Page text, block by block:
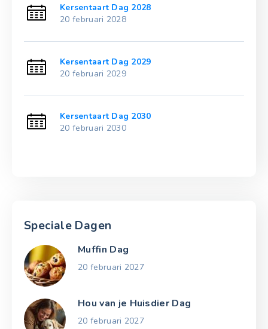
Kersentaart Dag 2028
20 februari 2028
Kersentaart Dag 2029
20 februari 2029
Kersentaart Dag 2030
20 februari 2030
Speciale Dagen
Muffin Dag
20 februari 2027
Hou van je Huisdier Dag
20 februari 2027